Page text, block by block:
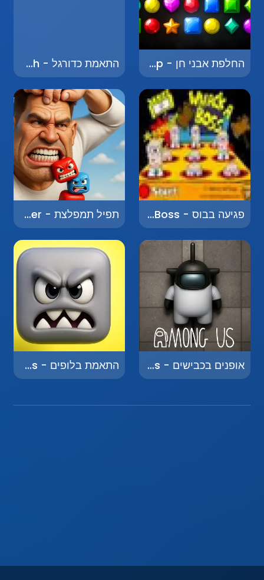
החלפת אבני חן - Gem Swap התאמת כדורגל - Soccer Match
פגיעה בבוס - Whack a Boss תפיל תמפלצת - Tefil the Monster
אופנים בכבישים - Biking on Roads התאמת בלופים - Matching Bloops